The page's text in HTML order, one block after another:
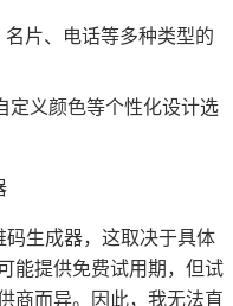
片、电话等多种类型的
定义颜色等个性化设计选
生成器，这取决于具体
能提供免费试用期，但试
商而异。因此，我无法直